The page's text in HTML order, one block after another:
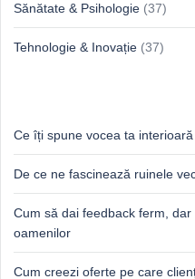
Sănătate & Psihologie (37)
Tehnologie & Inovație (37)
Ce îți spune vocea ta
De ce ne fascinează ruinele
Cum să dai feedback ferm,
oamenilor
Cum creezi oferte pe care